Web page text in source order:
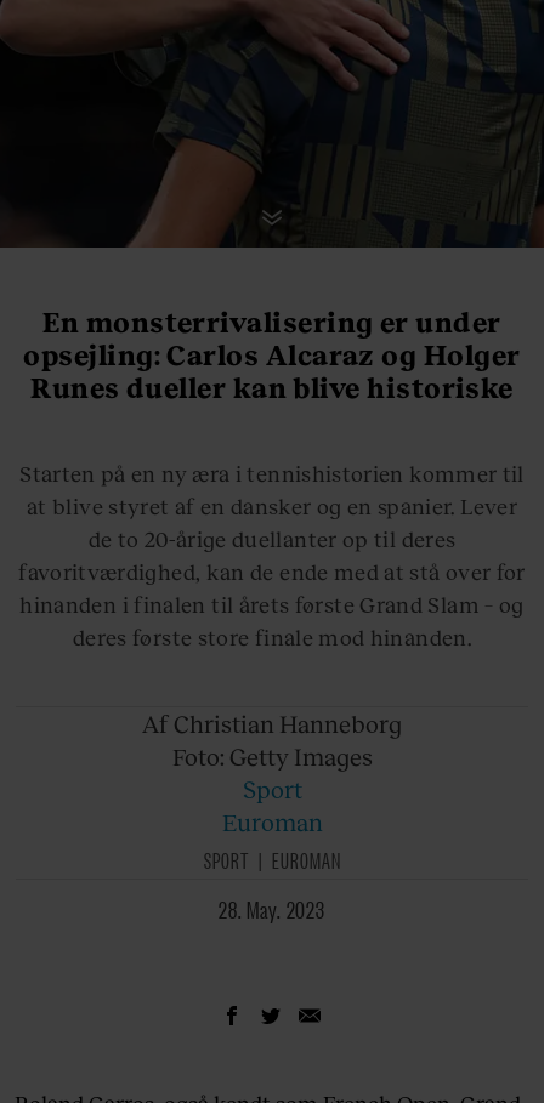
En monsterrivalisering er under
opsejling: Carlos Alcaraz og Holger
Runes dueller kan blive historiske
Starten på en ny æra i tennishistorien kommer til
at blive styret af en dansker og en spanier. Lever
de to 20-årige duellanter op til deres
favoritværdighed, kan de ende med at stå over for
hinanden i finalen til årets første Grand Slam – og
deres første store finale mod hinanden.
Af Christian Hanneborg
Foto: Getty Images
Sport
Euroman
SPORT
EUROMAN
28. May. 2023